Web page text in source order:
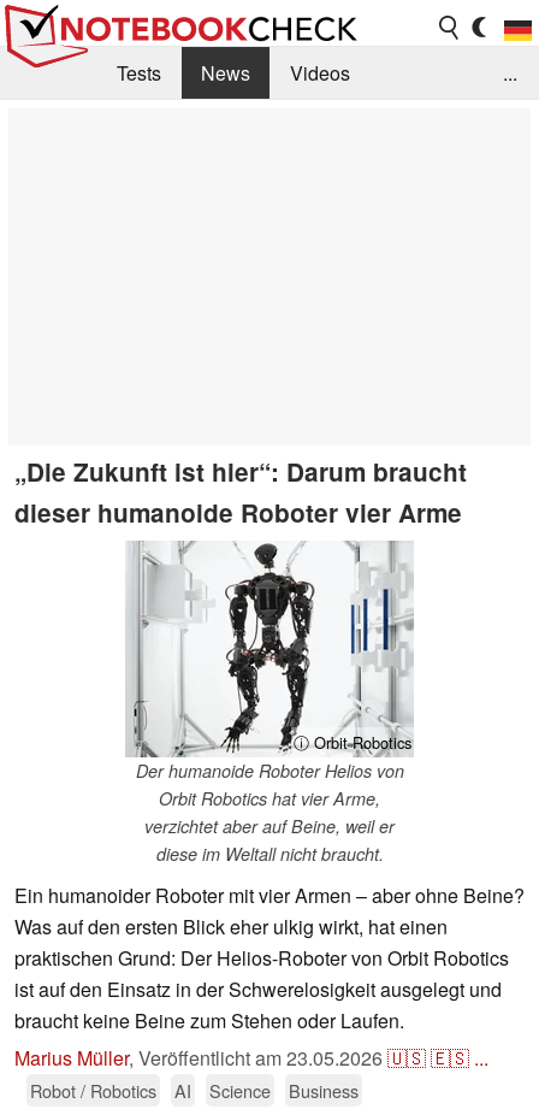
Tests News
Videos
...
„Die Zukunft ist hier“: Darum braucht
dieser humanoide Roboter vier Arme
ⓘ Orbit Robotics
Der humanoide Roboter Helios von
Orbit Robotics hat vier Arme,
verzichtet aber auf Beine, weil er
diese im Weltall nicht braucht.
Ein humanoider Roboter mit vier Armen – aber ohne Beine?
Was auf den ersten Blick eher ulkig wirkt, hat einen
praktischen Grund: Der Helios-Roboter von Orbit Robotics
ist auf den Einsatz in der Schwerelosigkeit ausgelegt und
braucht keine Beine zum Stehen oder Laufen.
Marius Müller, Veröffentlicht am23.05.2026🇺🇸🇪🇸 ...
Robot / Robotics AI Science Business